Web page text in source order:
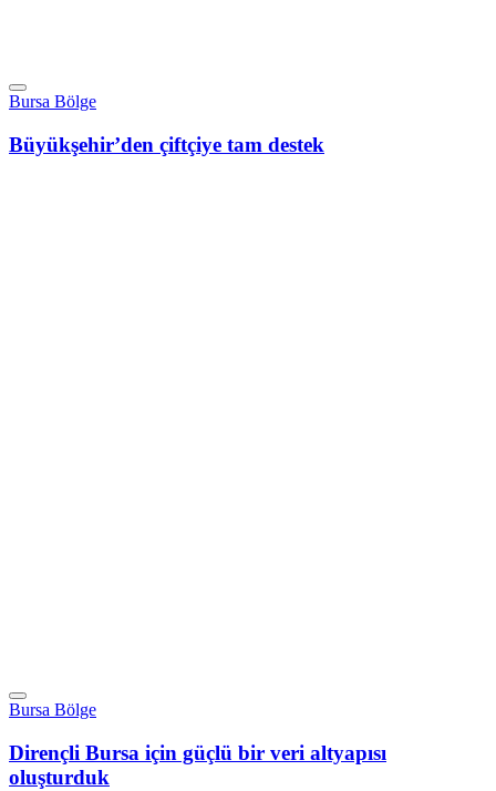
Bursa Bölge
Büyükşehir’den çiftçiye tam destek
Bursa Bölge
Dirençli Bursa için güçlü bir veri altyapısı
oluşturduk